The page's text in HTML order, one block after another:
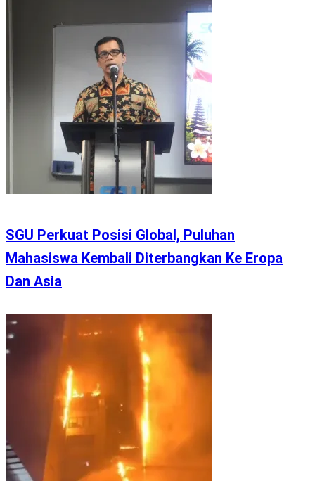
SGU Perkuat Posisi Global, Puluhan
Mahasiswa Kembali Diterbangkan Ke Eropa
Dan Asia